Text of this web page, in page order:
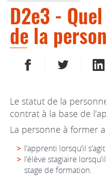
D2e3 -
de la
PARTAGER SUR
Le statut de la
contrat à la base de
La personne à former
l’apprenti lorsqu’il
l’élève stagiaire
stage de formation.